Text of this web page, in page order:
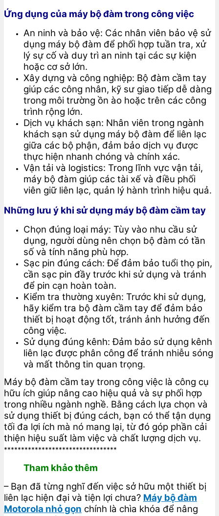
Ứng dụng của máy bộ đàm trong công việc
An ninh và bảo vệ: Các nhân viên bảo vệ sử
dụng máy bộ đàm để phối hợp tuần tra, xử
lý sự cố và duy trì an ninh tại các sự kiện
hoặc cơ sở lớn.
Xây dựng và công nghiệp: Bộ đàm cầm tay
giúp các công nhân, kỹ sư giao tiếp dễ dàng
trong môi trường ồn ào hoặc trên các công
trình rộng lớn.
Dịch vụ khách sạn: Nhân viên trong ngành
khách sạn sử dụng máy bộ đàm để liên lạc
giữa các bộ phận, đảm bảo dịch vụ được
thực hiện nhanh chóng và chính xác.
Vận tải và logistics: Trong lĩnh vực vận tải,
máy bộ đàm giúp các tài xế và điều phối
viên giữ liên lạc, quản lý hành trình hiệu quả.
Những lưu ý khi sử dụng máy bộ đàm cầm tay
Chọn đúng loại máy: Tùy vào nhu cầu sử
dụng, người dùng nên chọn bộ đàm có tần
số và tính năng phù hợp.
Sạc pin đúng cách: Để đảm bảo tuổi thọ pin,
cần sạc pin đầy trước khi sử dụng và tránh
để pin cạn hoàn toàn.
Kiểm tra thường xuyên: Trước khi sử dụng,
hãy kiểm tra bộ đàm cầm tay để đảm bảo
thiết bị hoạt động tốt, tránh ảnh hưởng đến
công việc.
Sử dụng đúng kênh: Đảm bảo sử dụng kênh
liên lạc được phân công để tránh nhiễu sóng
và mất thông tin quan trọng.
Máy bộ đàm cầm tay trong công việc là công cụ
hữu ích giúp nâng cao hiệu quả và sự phối hợp
trong nhiều ngành nghề. Bằng cách lựa chọn và
sử dụng thiết bị đúng cách, bạn có thể tận dụng
tối đa lợi ích mà nó mang lại, từ đó góp phần cải
thiện hiệu suất làm việc và chất lượng dịch vụ.
*********************************
Tham khảo thêm
– Bạn đã từng nghĩ đến việc sở hữu một thiết bị
liên lạc hiện đại và tiện lợi chưa? Máy bộ đàm
Motorola nhỏ gọn chính là chìa khóa để nâng